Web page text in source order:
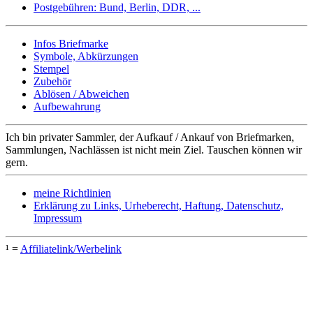
Postgebühren: Bund, Berlin, DDR, ...
Infos Briefmarke
Symbole, Abkürzungen
Stempel
Zubehör
Ablösen / Abweichen
Aufbewahrung
Ich bin privater Sammler, der Aufkauf / Ankauf von Briefmarken,
Sammlungen, Nachlässen ist nicht mein Ziel. Tauschen können wir
gern.
meine Richtlinien
Erklärung zu Links, Urheberecht, Haftung, Datenschutz,
Impressum
¹ = Affiliatelink/Werbelink